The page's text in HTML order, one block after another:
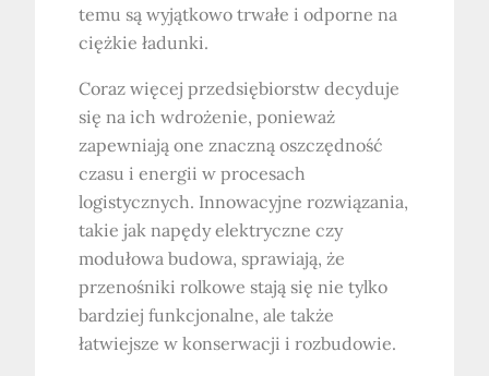
temu są wyjątkowo trwałe i odporne na
ciężkie ładunki.
Coraz więcej przedsiębiorstw decyduje
się na ich wdrożenie, ponieważ
zapewniają one znaczną oszczędność
czasu i energii w procesach
logistycznych. Innowacyjne rozwiązania,
takie jak napędy elektryczne czy
modułowa budowa, sprawiają, że
przenośniki rolkowe stają się nie tylko
bardziej funkcjonalne, ale także
łatwiejsze w konserwacji i rozbudowie.